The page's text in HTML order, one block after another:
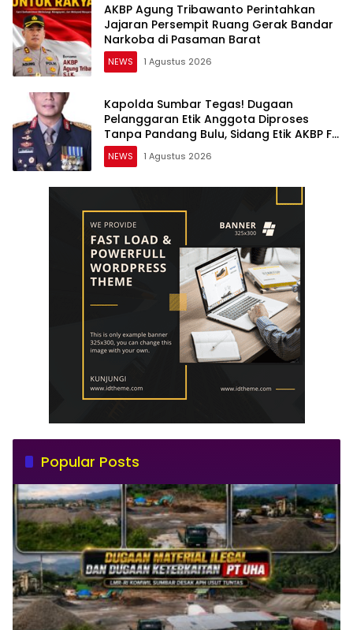
AKBP Agung Tribawanto Perintahkan
Jajaran Persempit Ruang Gerak Bandar
Narkoba di Pasaman Barat
NEWS 1 Agustus 2026
Kapolda Sumbar Tegas! Dugaan
Pelanggaran Etik Anggota Diproses
Tanpa Pandang Bulu, Sidang Etik AKBP F
Dipercepat
NEWS 1 Agustus 2026
Popular Posts